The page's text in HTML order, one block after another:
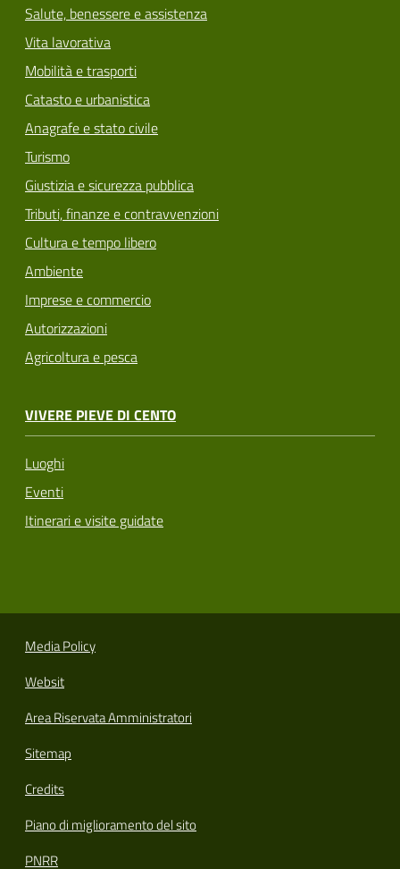
Salute, benessere e assistenza
Vita lavorativa
Mobilità e trasporti
Catasto e urbanistica
Anagrafe e stato civile
Turismo
Giustizia e sicurezza pubblica
Tributi, finanze e contravvenzioni
Cultura e tempo libero
Ambiente
Imprese e commercio
Autorizzazioni
Agricoltura e pesca
VIVERE PIEVE DI CENTO
Luoghi
Eventi
Itinerari e visite guidate
Media Policy
Websit
Area Riservata Amministratori
Sitemap
Credits
Piano di miglioramento del sito
PNRR